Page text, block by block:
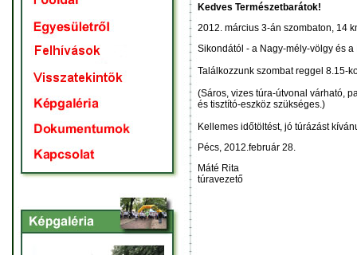
Kedves Természetbarátok!
2012. március 3-án szombaton, 14
Sikondától - a Nagy-mély-völgy és
Találkozzunk szombat reggel 8.15-
(Sáros, vizes túra-útvonal várható,
és tisztító-eszköz szükséges.)
Kellemes időtöltést, jó túrázást
Pécs, 2012.február 28.
Máté Rita
túravezető